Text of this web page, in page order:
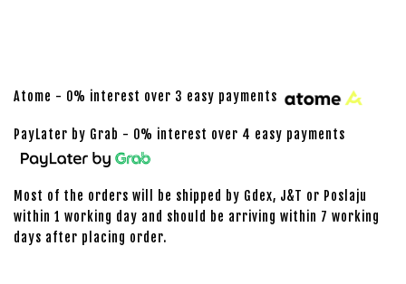
Atome - 0% interest over 3 easy payments
PayLater by Grab - 0% interest over 4 easy payments
Most of the orders will be shipped by Gdex, J&T or Poslaju
within 1 working day and should be arriving within 7 working
days after placing order.